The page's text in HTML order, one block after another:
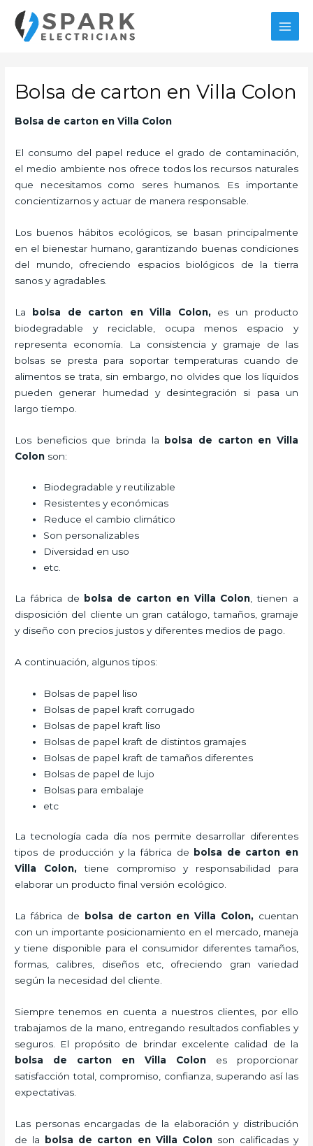
contenido
Bolsa de carton en Villa Colon
Bolsa de carton en Villa Colon
El consumo del papel reduce el grado de contaminación,
el medio ambiente nos ofrece todos los recursos naturales
que necesitamos como seres humanos. Es importante
concientizarnos y actuar de manera responsable.
Los buenos hábitos ecológicos, se basan principalmente
en el bienestar humano, garantizando buenas condiciones
del mundo, ofreciendo espacios biológicos de la tierra
sanos y agradables.
La bolsa de carton en Villa Colon, es un producto
biodegradable y reciclable, ocupa menos espacio y
representa economía. La consistencia y gramaje de las
bolsas se presta para soportar temperaturas cuando de
alimentos se trata, sin embargo, no olvides que los líquidos
pueden generar humedad y desintegración si pasa un
largo tiempo.
Los beneficios que brinda la bolsa de carton en Villa
Colon son:
Biodegradable y reutilizable
Resistentes y económicas
Reduce el cambio climático
Son personalizables
Diversidad en uso
etc.
La fábrica de bolsa de carton en Villa Colon , tienen a
disposición del cliente un gran catálogo, tamaños, gramaje
y diseño con precios justos y diferentes medios de pago.
A continuación, algunos tipos:
Bolsas de papel liso
Bolsas de papel kraft corrugado
Bolsas de papel kraft liso
Bolsas de papel kraft de distintos gramajes
Bolsas de papel kraft de tamaños diferentes
Bolsas de papel de lujo
Bolsas para embalaje
etc
La tecnología cada día nos permite desarrollar diferentes
tipos de producción y la fábrica de
bolsa de carton en
Villa Colon,tiene compromiso y responsabilidad para
elaborar un producto final versión ecológico.
La fábrica de bolsa de carton en Villa Colon, cuentan
con un importante posicionamiento en el mercado, maneja
y tiene disponible para el consumidor diferentes tamaños,
formas, calibres, diseños etc, ofreciendo gran variedad
según la necesidad del cliente.
Siempre tenemos en cuenta a nuestros clientes, por ello
trabajamos de la mano, entregando resultados confiables y
seguros. El propósito de brindar excelente calidad de la
bolsa de carton en Villa Colon es proporcionar
satisfacción total, compromiso, confianza, superando así las
expectativas.
Las personas encargadas de la elaboración y distribución
de la
bolsa de carton en Villa Colon son calificadas y